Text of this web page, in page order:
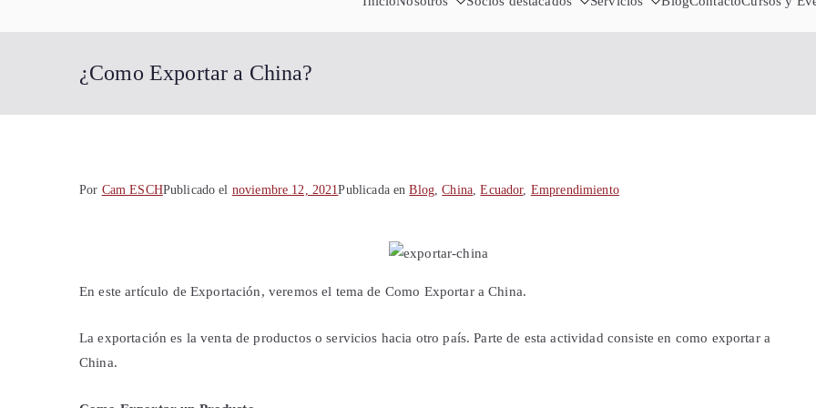
Cámara
¿Como Exportar a China?
Por Cam ESCHPublicado el noviembre 12, 2021Publicada enBlog,China,Ecuador, Emprendimiento
En este artículo de Exportación, veremos el tema de Como Exportar a China.
La exportación es la venta de productos o servicios hacia otro país. Parte de esta actividad consiste en como exportar a
China.